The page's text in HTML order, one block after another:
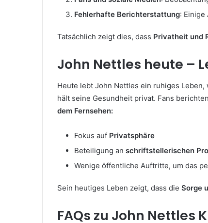
Fehlerhafte Berichterstattung:
Tatsächlich zeigt dies, dass Privatheit und
John Nettles heute –
Heute lebt John Nettles ein ruhiges
hält seine Gesundheit privat. Fans
dem Fernsehen:
Fokus auf Privatsphäre
Beteiligung an schriftstellerischen
Wenige öffentliche Auftritte, um das
Sein heutiges Leben zeigt, dass die Sorge
FAQs zu John Nettles